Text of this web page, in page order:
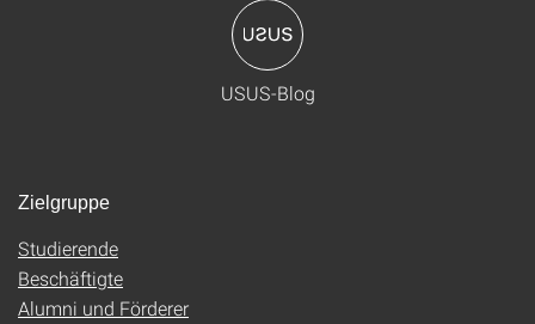
USUS-Blog
Zielgruppe
Studierende
Beschäftigte
Alumni und Förderer